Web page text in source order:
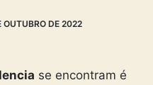
OUTUBRO DE 2022
se encontram é